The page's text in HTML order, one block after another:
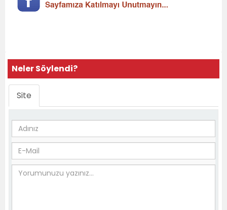
Neler Söylendi?
Site